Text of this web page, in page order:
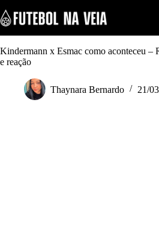
k
i
p
t
o
Kindermann x Esmac como aconteceu –
e reação
Thaynara Bernardo 21/